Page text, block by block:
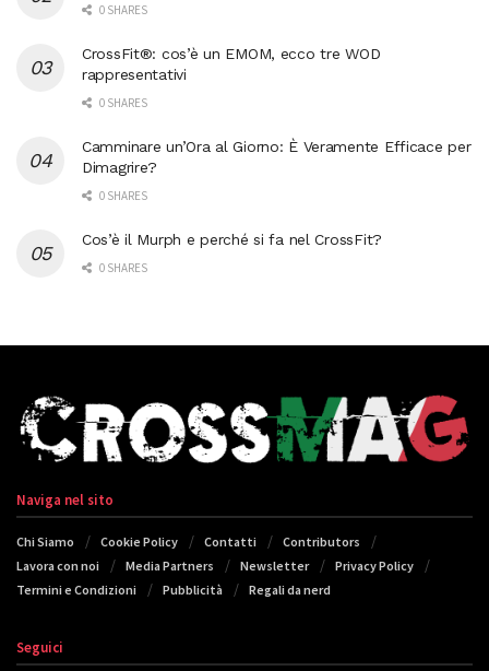
0 SHARES
CrossFit®: cos’è un EMOM, ecco tre WOD
rappresentativi
0 SHARES
Camminare un’Ora al Giorno: È Veramente Efficace per
Dimagrire?
0 SHARES
Cos’è il Murph e perché si fa nel CrossFit?
0 SHARES
Naviga nel sito
Chi Siamo Cookie Policy Contatti
Contributors
Lavora con noi
Media Partners Newsletter
Privacy Policy
Termini e Condizioni
Pubblicità Regali da nerd
Seguici